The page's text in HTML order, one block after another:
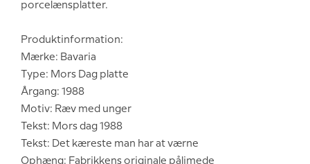
porcelænsplatter.
Produktinformation:
Mærke: Bavaria
Type: Mors Dag platte
Årgang: 1988
Motiv: Ræv med unger
Tekst: Mors dag 1988
Tekst: Det kæreste man har at værne
Ophæng: Fabrikkens originale pålimede